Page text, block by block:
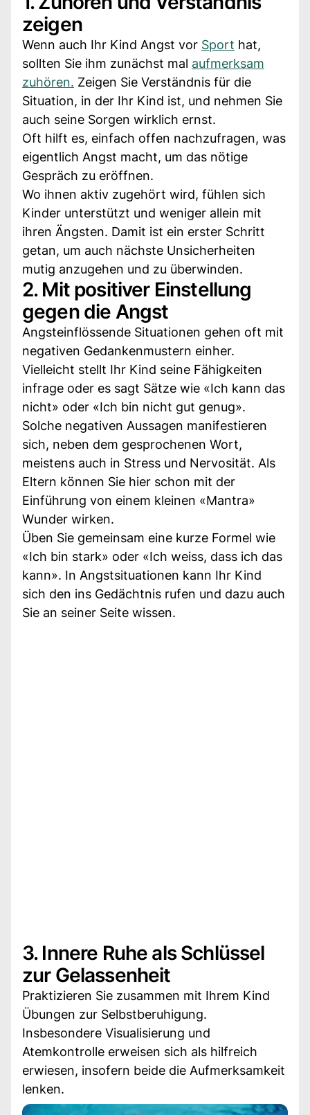
zeigen
Wenn auch Ihr Kind Angst vor Sport hat,
sollten Sie ihm zunächst mal aufmerksam
zuhören. Zeigen Sie Verständnis für die
Situation, in der Ihr Kind ist, und nehmen Sie
auch seine Sorgen wirklich ernst.
Oft hilft es, einfach offen nachzufragen, was
eigentlich Angst macht, um das nötige
Gespräch zu eröffnen.
Wo ihnen aktiv zugehört wird, fühlen sich
Kinder unterstützt und weniger allein mit
ihren Ängsten. Damit ist ein erster Schritt
getan, um auch nächste Unsicherheiten
mutig anzugehen und zu überwinden.
2. Mit positiver Einstellung
gegen die Angst
Angsteinflössende Situationen gehen oft mit
negativen Gedankenmustern einher.
Vielleicht stellt Ihr Kind seine Fähigkeiten
infrage oder es sagt Sätze wie «Ich kann das
nicht» oder «Ich bin nicht gut genug».
Solche negativen Aussagen manifestieren
sich, neben dem gesprochenen Wort,
meistens auch in Stress und Nervosität. Als
Eltern können Sie hier schon mit der
Einführung von einem kleinen «Mantra»
Wunder wirken.
Üben Sie gemeinsam eine kurze Formel wie
«Ich bin stark» oder «Ich weiss, dass ich das
kann». In Angstsituationen kann Ihr Kind
sich den ins Gedächtnis rufen und dazu auch
Sie an seiner Seite wissen.
3. Innere Ruhe als Schlüssel
zur Gelassenheit
Praktizieren Sie zusammen mit Ihrem Kind
Übungen zur Selbstberuhigung.
Insbesondere Visualisierung und
Atemkontrolle erweisen sich als hilfreich
erwiesen, insofern beide die Aufmerksamkeit
lenken.